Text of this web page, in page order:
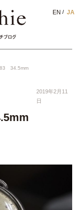
34.5mm
2019年2月11
日
EN JA